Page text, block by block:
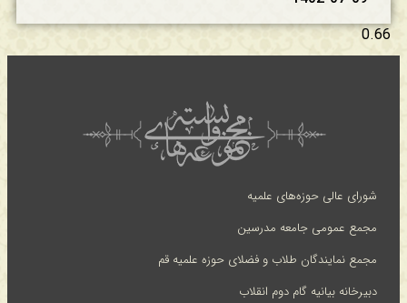
شورای عالی حوزه‌های علمیه
مجمع عمومی جامعه مدرسین
مجمع نمایندگان طلاب و فضلای حوزه علمیه قم
دبیرخانه بیانیه گام دوم انقلاب